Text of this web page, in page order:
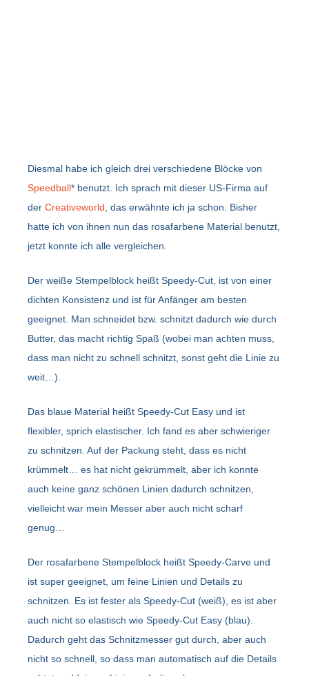
Diesmal habe ich gleich drei verschiedene Blöcke von
Speedball* benutzt. Ich sprach mit dieser US-Firma auf
der Creativeworld , das erwähnte ich ja schon. Bisher
hatte ich von ihnen nun das rosafarbene Material benutzt,
jetzt konnte ich alle vergleichen.
Der weiße Stempelblock heißt Speedy-Cut, ist von einer
dichten Konsistenz und ist für Anfänger am besten
geeignet. Man schneidet bzw. schnitzt dadurch wie durch
Butter, das macht richtig Spaß (wobei man achten muss,
dass man nicht zu schnell schnitzt, sonst geht die Linie zu
weit…).
Das blaue Material heißt Speedy-Cut Easy und ist
flexibler, sprich elastischer. Ich fand es aber schwieriger
zu schnitzen. Auf der Packung steht, dass es nicht
krümmelt… es hat nicht gekrümmelt, aber ich konnte
auch keine ganz schönen Linien dadurch schnitzen,
vielleicht war mein Messer aber auch nicht scharf
genug…
Der rosafarbene Stempelblock heißt Speedy-Carve und
ist super geeignet, um feine Linien und Details zu
schnitzen. Es ist fester als Speedy-Cut (weiß), es ist aber
auch nicht so elastisch wie Speedy-Cut Easy (blau).
Dadurch geht das Schnitzmesser gut durch, aber auch
nicht so schnell, so dass man automatisch auf die Details